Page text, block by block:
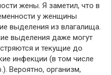
жены. Я заметил, что в
у женщины
выделения из влагалища.
выделения даже могут
и текущие до
инфекции (в том числе
Вероятно, организм,